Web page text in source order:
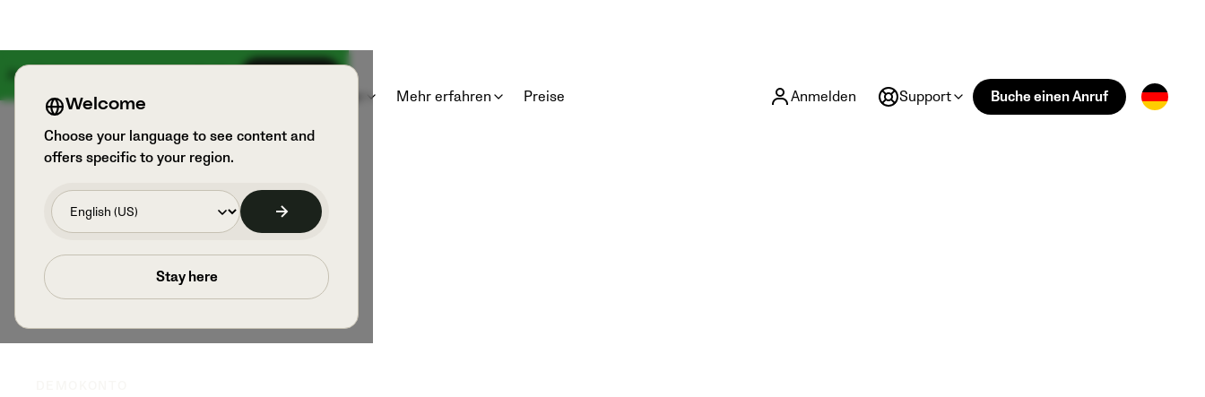
Am 18. August kommt etwas Großes
Produkte
Mehr erfahren Preise Anmelden Support Buche einen Anruf
Welcome
Choose your language to see content and
offers specific to your region.
Stay here